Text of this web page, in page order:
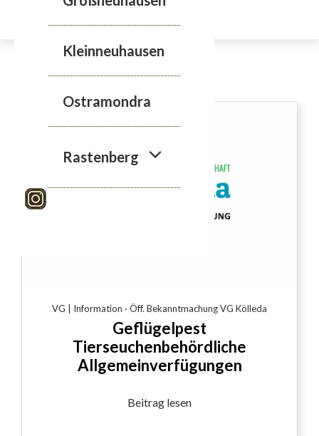
Kleinneuhausen
Ostramondra
Rastenberg
Geflügelpest
VG | Information · Öff. Bekanntmachung VG Kölleda
Geflügelpest
Tierseuchenbehördliche
Allgemeinverfügungen
Beitrag lesen